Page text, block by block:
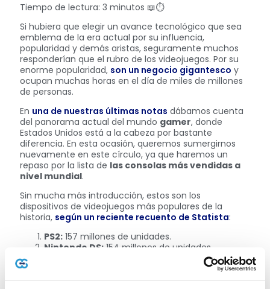
Tiempo de lectura: 3 minutos 📖⏱️
Si hubiera que elegir un avance tecnológico que sea
emblema de la era actual por su influencia,
popularidad y demás aristas, seguramente muchos
responderían que el rubro de los videojuegos. Por su
enorme popularidad, son un negocio gigantesco y
ocupan muchas horas en el día de miles de millones
de personas.
En una de nuestras últimas notas dábamos cuenta
del panorama actual del mundo gamer, donde
Estados Unidos está a la cabeza por bastante
diferencia. En esta ocasión, queremos sumergirnos
nuevamente en este círculo, ya que haremos un
repaso por la lista de las consolas más vendidas a
nivel mundial.
Sin mucha más introducción, estos son los
dispositivos de videojuegos más populares de la
historia, según un reciente recuento de Statista:
PS2: 157 millones de unidades.
Nintendo DS: 154 millones de unidades.
Play Station:102 millones de unidades.